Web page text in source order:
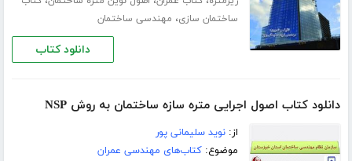
ساختمان سازی، مهندسی ساختمان
دانلود کتاب
دانلود کتاب اصول اجرایی متره سازه ساختمان به روش NSP
از:نوید سلیمانی پور
موضوع:کتاب‌های مهندسی عمران